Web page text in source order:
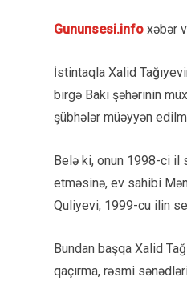
Gununsesi.info xəbər
İstintaqla Xalid
birgə Bakı şəhərinin
şübhələr müəyyən
Belə ki, onun 1998-ci il
etməsinə, ev sahibi
Quliyevi, 1999-cu ilin
Bundan başqa Xalid
qaçırma, rəsmi